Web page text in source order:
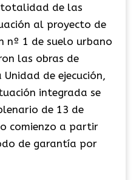
totalidad de las
al proyecto de
nº 1 de suelo urbano
las obras de
de ejecución,
integrada se
de 13 de
comienzo a partir
de garantía por